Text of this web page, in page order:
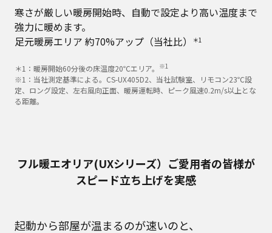
寒さが厳しい暖房開始時、自動で設定より高い温度まで
強力に暖めます。
足元暖房エリア 約70%アップ（当社比）
＊1
＊1：暖房開始60分後の床温度20℃エリア。 ※1
※1：当社測定基準による。CS-UX405D2、当社試験室、リモコン23℃設
定、ロング設定、左右風向正面、暖房運転時、ピーク風速0.2m/s以上とな
る距離。
フル暖エオリア(UXシリーズ）ご愛用者の皆様が
スピード立ち上げを実感
起動から部屋が温まるのが速いのと、